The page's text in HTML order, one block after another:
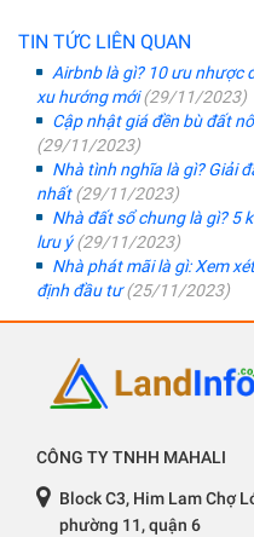
TIN TỨC LIÊN QUAN
Airbnb là gì? 10 ưu nhược
xu hướng mới(29/11/2023)
Cập nhật giá đền bù đất
(29/11/2023)
Nhà tình nghĩa là gì? Giải
nhất(29/11/2023)
Nhà đất sổ chung là gì? 5
lưu ý(29/11/2023)
Nhà phát mãi là gì: Xem
định đầu tư(25/11/2023)
CÔNG TY TNHH MAHALI
Block C3, Him Lam Chợ
phường 11, quận 6